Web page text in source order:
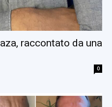
raccontato da una
0